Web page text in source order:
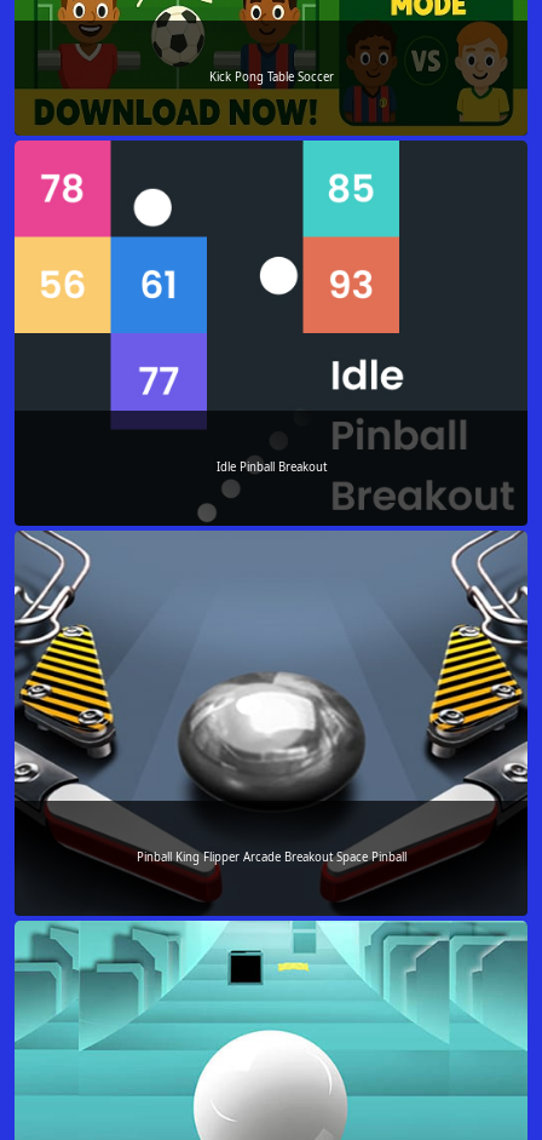
Kick Pong Table Soccer
Idle Pinball Breakout
Pinball King Flipper Arcade Breakout Space Pinball